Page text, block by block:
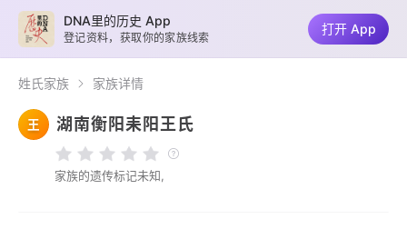
姓氏家族 家族详情
王 湖南衡阳耒阳王氏
家族的遗传标记未知,
DNA里的历史 App
登记资料，获取你的家族线索
打开 App